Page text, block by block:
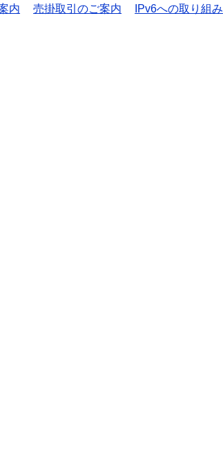
内 売掛取引のご案内
IPv6への取り組み